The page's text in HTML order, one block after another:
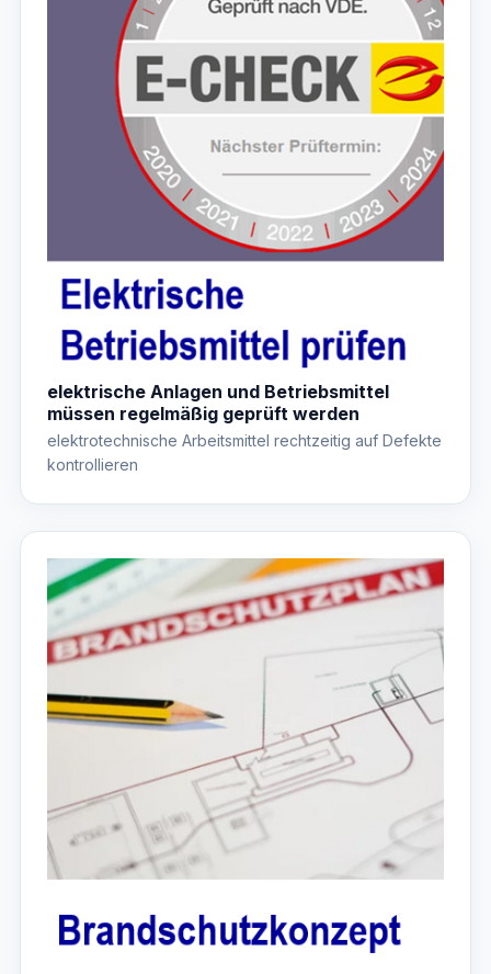
elektrische Anlagen und Betriebsmittel
müssen regelmäßig geprüft werden
elektrotechnische Arbeitsmittel rechtzeitig auf Defekte
kontrollieren